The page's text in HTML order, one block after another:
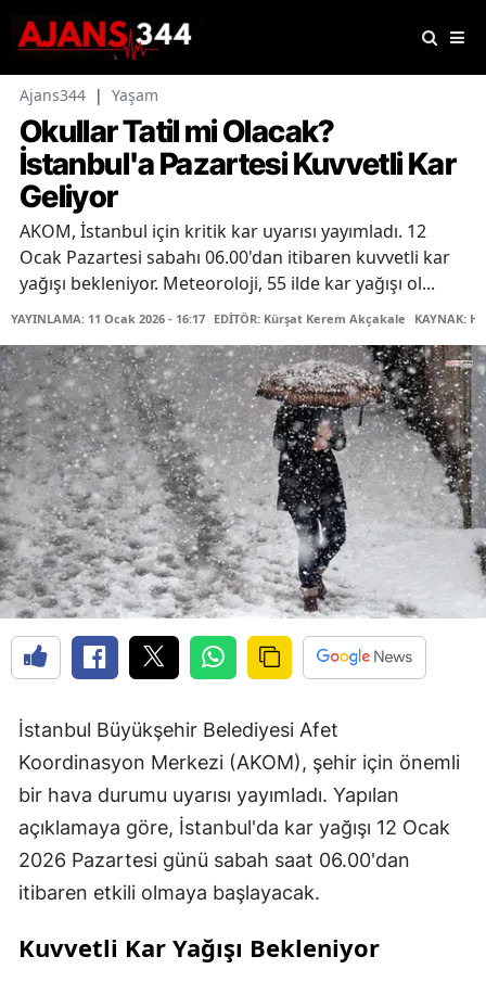
Ajans344 | Yaşam
Okullar Tatil mi Olacak?
İstanbul'a Pazartesi Kuvvetli Kar
Geliyor
AKOM, İstanbul için kritik kar uyarısı yayımladı. 12
Ocak Pazartesi sabahı 06.00'dan itibaren kuvvetli kar
yağışı bekleniyor. Meteoroloji, 55 ilde kar yağışı ol...
YAYINLAMA: 11 Ocak 2026 - 16:17 EDİTÖR: Kürşat Kerem Akçakale KAYNAK:
İstanbul Büyükşehir Belediyesi Afet
Koordinasyon Merkezi (AKOM), şehir için önemli
bir hava durumu uyarısı yayımladı. Yapılan
açıklamaya göre, İstanbul'da kar yağışı 12 Ocak
2026 Pazartesi günü sabah saat 06.00'dan
itibaren etkili olmaya başlayacak.
Kuvvetli Kar Yağışı Bekleniyor